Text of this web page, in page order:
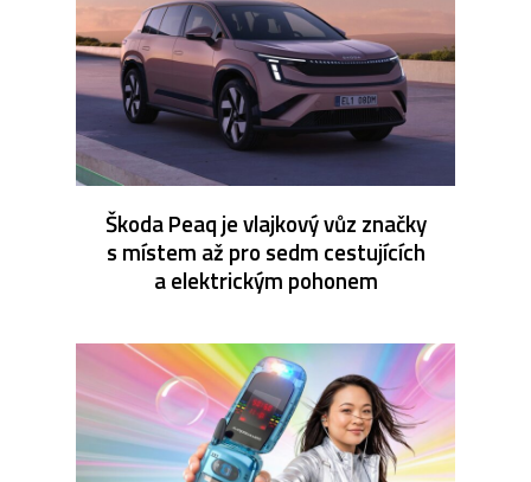
Škoda Peaq je vlajkový vůz značky
s místem až pro sedm cestujících
a elektrickým pohonem